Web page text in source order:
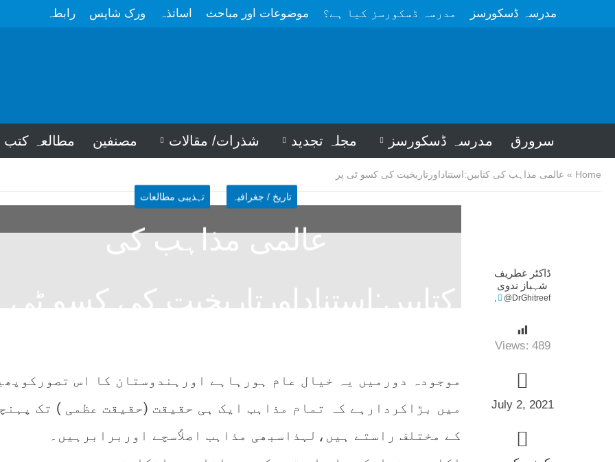
مدرسہ ڈسکورسز مدرسہ ڈسکورسز کیا ہے؟ موضوعات اور مباحث اساتذہ ورک شاپس رابطہ
سرورق مدرسہ ڈسکورسز مجلہ تجدید شذرات/ مقالات مصنفین مطالعہ کتب
Home
» عالمی مذاہب کی کتابیں:استناداورتاریخیت کی کسو ٹی پر
ڈاکٹر غطریف
شہباز ندوی
@DrGhitreef,
Views: 489
July 2, 2021
تاریخ / جغرافیہ تہذیبی مطالعات
عالمی مذاہب کی
کتابیں:استناداورتاریخیت کی کسو ٹی
موجودہ دورمیں یہ خیال عام ہورہاہے اورہندوستان کا اس
میں بڑاکردارہے کہ تمام مذاہب ایک ہی حقیقت (حقیقت عظمی ) تک
کے مختلف راستے ہیں،لہذاسبھی مذاہب اصلاًسچے اوربرابرہیں۔